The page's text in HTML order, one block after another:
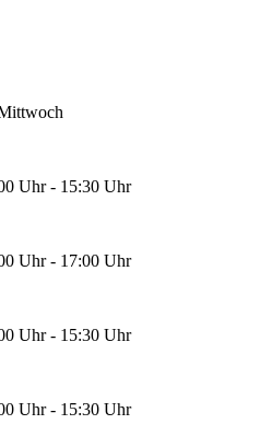
Uhr - 15:30 Uhr
Uhr - 17:00 Uhr
Uhr - 15:30 Uhr
Uhr - 15:30 Uhr